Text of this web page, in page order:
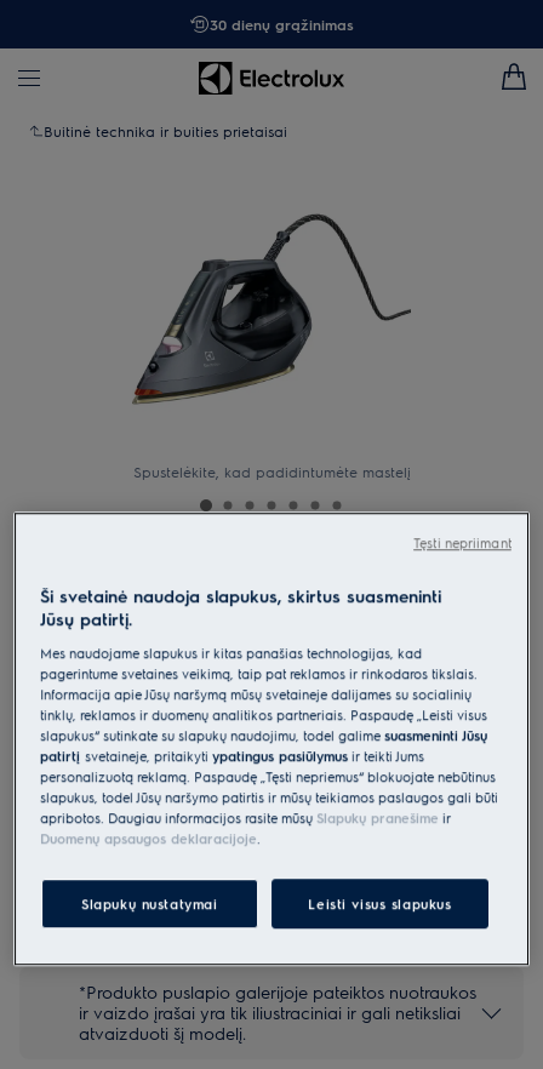
30 dienų grąžinimas
Buitinė technika ir buities prietaisai
Spustelėkite, kad padidintumėte mastelį
„Renew 800“ lygintuvas su
automatiniu termostatu
4.3 (8)
Pagrindiniai privalumai
Skaitmeninis garinis lygintuvas naudoja specialiai jautriems
audiniams pritaikytas programas.
Naudojant technologiją „PrecisionCare™ Technology“ nebereikia
spėlioti, kaip ką lyginti.
Atnaujinkite lauko drabužius, kad jie nepraleistų vandens.
Saugos instrukcijos ir saugos įspėjimai pagal ES reglamentą
2023/988 yra pateikiami vartotojo vadovo I ir II skyriuose.
Norėdami saugiai naudoti gaminį, perskaitykite visą
*Produkto puslapio galerijoje pateiktos nuotraukos
ir vaizdo įrašai yra tik iliustraciniai ir gali netiksliai
atvaizduoti šį modelį.
Ši svetainė naudoja slapukus, skirtus suasmeninti
Jūsų patirtį.
Mes naudojame slapukus ir kitas panašias technologijas, kad
pagerintume svetainės veikimą, taip pat reklamos ir rinkodaros tikslais.
Informacija apie Jūsų naršymą mūsų svetainėje dalijamės su socialinių
tinklų, reklamos ir duomenų analitikos partneriais. Paspaudę „Leisti visus
slapukus“ sutinkate su slapukų naudojimu, todėl galimesuasmeninti Jūsų
patirtįsvetainėje, pritaikytiypatingus pasiūlymus ir teikti Jums
personalizuotą reklamą. Paspaudę „Tęsti nepriėmus“ blokuojate nebūtinus
slapukus, todėl Jūsų naršymo patirtis ir mūsų teikiamos paslaugos gali būti
apribotos. Daugiau informacijos rasite mūsų Slapukų pranešime ir
Duomenų apsaugos deklaracijoje.
Slapukų nustatymai Leisti visus slapukus
Tęsti nepriimant